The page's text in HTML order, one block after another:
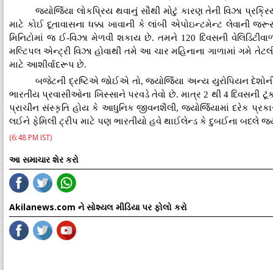
જ્યોર્જિયા લોકપ્રિય થવાનું સૌથી મોટું કારણ તેની વિઝા
માટે કોઈ દૂતાવાસના ધક્કા ખાવાની કે લાંબી એપોઇન્ટમેન્ટ લેવાની
મિનિટોમાં જ ઈ-વિઝા મેળવી શકાય છે. તમને 120 દિવસની
મલ્ટિપલ એન્ટ્રી વિઝા હોવાથી તમે આ ચાર મહિનાના ગાળામાં
માટે આશીર્વાદરૂપ છે.
બજેટની દ્રષ્ટિએ જોઈએ તો, જ્યોર્જિયા અન્ય યુરોપિયન
ભારતીય પ્રવાસીઓના ખિસ્સાને પરવડે તેવો છે. માત્ર 2 થી 4
પ્રાચીન સંસ્કૃતિ હોય કે આધુનિક જીવનશૈલી, જ્યોર્જિયામાં દરેક
લઈને ફેમિલી ટ્રીપ માટે પણ ભારતીયો હવે થાઈલેન્ડ કે દુબઈના બદલે
(6:48 PM IST)
આ સમાચાર શેર કરો
Akilanews.com ને સોશ્યલ મીડિયા પર ફોલો કરો